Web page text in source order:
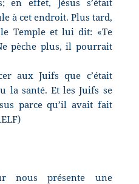
à cet endroit. Plus tard,
Temple et lui dit: «Te
pèche plus, il pourrait
aux Juifs que c’était
la santé. Et les Juifs se
parce qu’il avait fait
nous présente une